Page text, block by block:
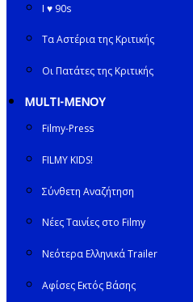
I ♥ 90s
Τα Αστέρια της Κριτικής
Οι Πατάτες της Κριτικής
MULTI-ΜΕΝΟΥ
Filmy-Press
FILMY KIDS!
Σύνθετη Αναζήτηση
Νέες Ταινίες στο Filmy
Νεότερα Ελληνικά Trailer
Αφίσες Εκτός Βάσης